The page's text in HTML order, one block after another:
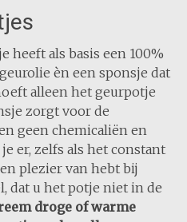
heeft als basis een 100%
èn een sponsje dat
alleen het geurpotje
zorgt voor de
geen chemicaliën en
er, zelfs als het constant
plezier van hebt bij
dat u het potje niet in de
droge of warme